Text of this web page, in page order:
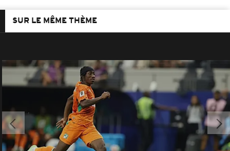
SUR LE MÊME THÈME